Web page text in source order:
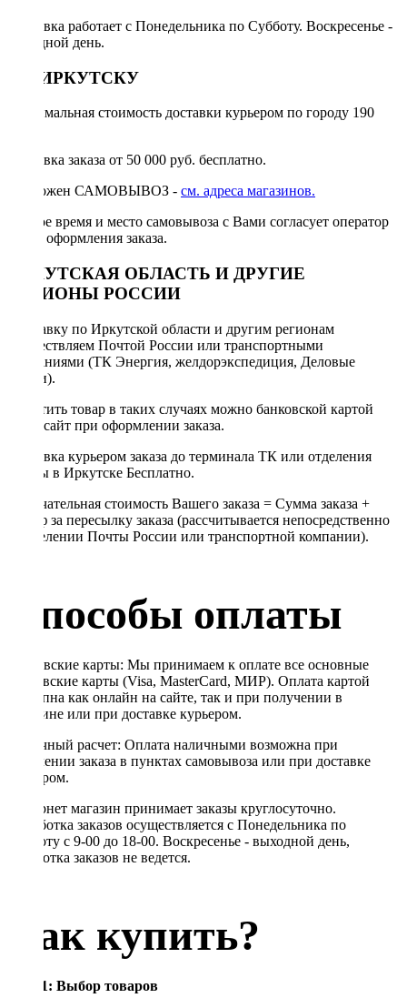
Доставка работает с Понедельника по Субботу. Воскресенье -
выходной день.
ПО ИРКУТСКУ
Минимальная стоимость доставки курьером по городу 190
Доставка заказа от 50 000 руб. бесплатно.
Возможен САМОВЫВОЗ - см. адреса магазинов.
Точное время и место самовывоза с Вами согласует оператор
после оформления заказа.
ИРКУТСКАЯ ОБЛАСТЬ И ДРУГИЕ
РЕГИОНЫ РОССИИ
Отправку по Иркутской области и другим регионам
осуществляем Почтой России или транспортными
компаниями (ТК Энергия, желдорэкспедиция, Деловые
линии).
Оплатить товар в таких случаях можно банковской картой
через сайт при оформлении заказа.
Доставка курьером заказа до терминала ТК или отделения
Почты в Иркутске Бесплатно.
Окончательная стоимость Вашего заказа = Сумма заказа +
Тариф за пересылку заказа (рассчитывается непосредственно
в отделении Почты России или транспортной компании).
Способы оплаты
Банковские карты: Мы принимаем к оплате все основные
банковские карты (Visa, MasterCard, МИР). Оплата картой
доступна как онлайн на сайте, так и при получении в
магазине или при доставке курьером.
Наличный расчет: Оплата наличными возможна при
получении заказа в пунктах самовывоза или при доставке
курьером.
Интернет магазин принимает заказы круглосуточно.
Обработка заказов осуществляется с Понедельника по
Субботу с 9-00 до 18-00. Воскресенье - выходной день,
обработка заказов не ведется.
Как купить?
Шаг 1: Выбор товаров